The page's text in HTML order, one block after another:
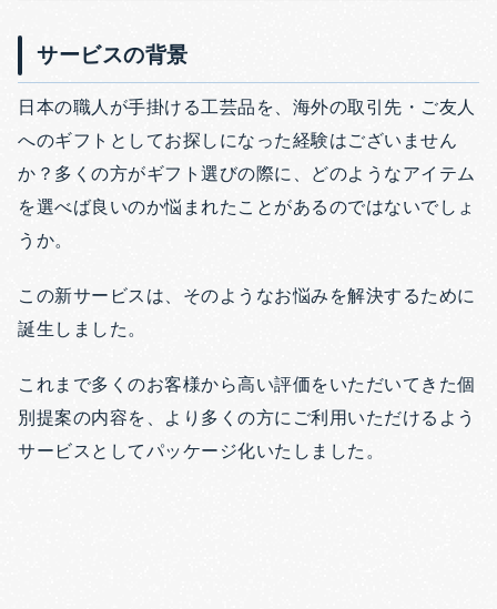
サービスの背景
日本の職人が手掛ける工芸品を、海外の取引先・ご友人
へのギフトとしてお探しになった経験はございません
か？多くの方がギフト選びの際に、どのようなアイテム
を選べば良いのか悩まれたことがあるのではないでしょ
うか。
この新サービスは、そのようなお悩みを解決するために
誕生しました。
これまで多くのお客様から高い評価をいただいてきた個
別提案の内容を、より多くの方にご利用いただけるよう
サービスとしてパッケージ化いたしました。